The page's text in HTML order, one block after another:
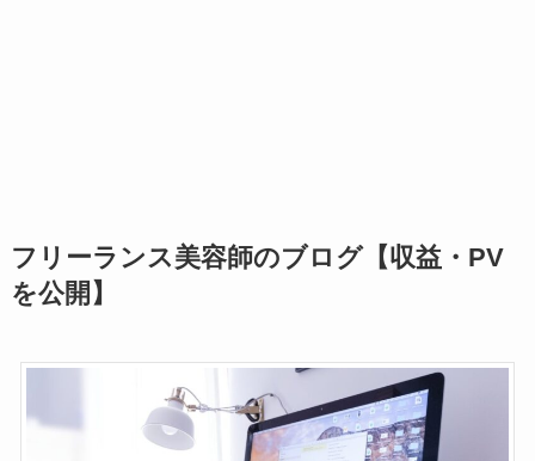
フリーランス美容師のブログ【収益・PV
を公開】